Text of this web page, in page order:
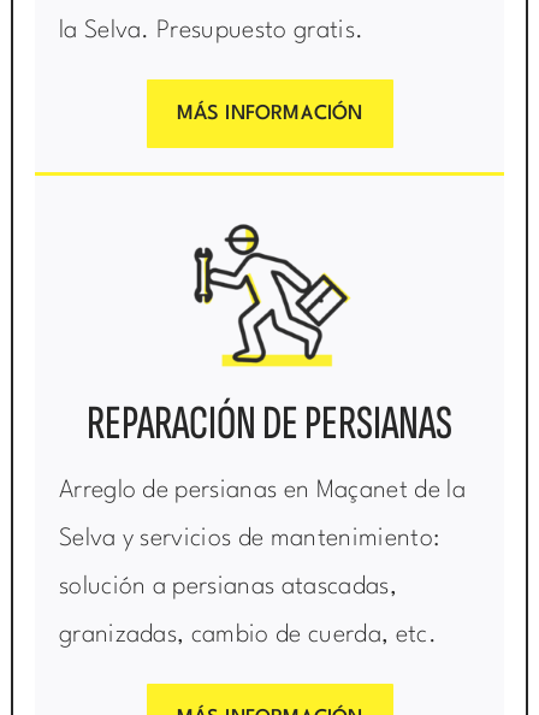
la Selva. Presupuesto gratis.
MÁS INFORMACIÓN
REPARACIÓN DE PERSIANAS
Arreglo de persianas en Maçanet de la
Selva y servicios de mantenimiento:
solución a persianas atascadas,
granizadas, cambio de cuerda, etc.